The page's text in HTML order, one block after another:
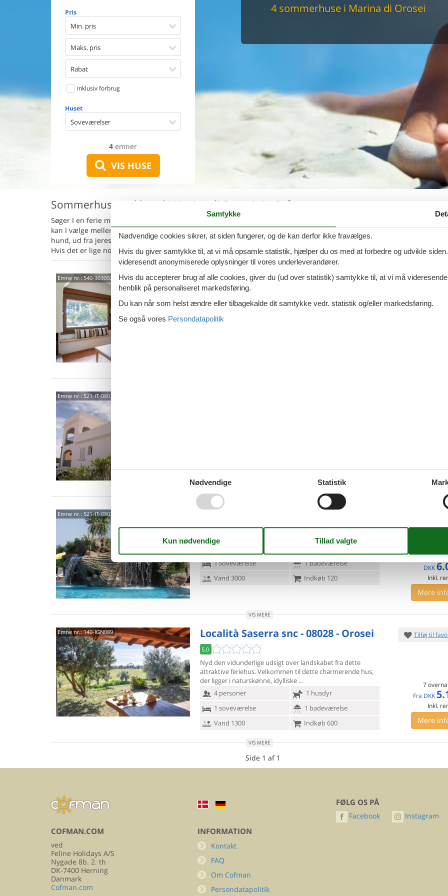
Pris
Min. pris
Maks. pris
Rabat
Inklusiv forbrug
Huset
Soveværelser
4 emner
VIS HUSE
Aircondition
Ladestander til elbil
4 sommerhuse i Marina di Orosei
Sommerhus med hund i Marina di Orosei via Cofman
Søger I en ferie med jeres hund i et herligt sommerhus i
? Hvis ja, er I det rette sted. Her i Marina di
kan I vælge mellem 19 sommerhuse, hvor hund er tilladt. I kan nemt finde og reservere et sommerhus, hvor I kan
hund, ud fra jeres søgeparametre ved at søge her på siden. Hvis I ser et spændende hus, kan I læse en beskrivelse af
Hvis det er lige noget for jer kan I reservere det.
Emne nr.:540-303002-215687
Località S´Isula, Zufahrt Via del
Mare - 08028 - Orosei
4 personer
2 soveværelser
Tilføj til
Emne nr.: 521-IT-08028-5302
Emne nr.: 521-IT-08028-5301
4,3
4 personer
1 soveværelse
1 badeværelse
Vand 3000
Indkøb 120
7
DKK
Inkl.
Mere
VIS MERE
Emne nr.:140-IGN089 Località Saserra snc - 08028 - Orosei
5,0
Nyd den vidunderlige udsigt over landskabet fra dette
attraktive feriehus.Velkommen til dette charmerende hus,
der ligger i naturskønne, idylliske
4 personer
1 husdyr
1 soveværelse
1 badeværelse
Vand 1300
Indkøb 600
Tilføj til
7
Fra DKK
Inkl.
Mere
VIS MERE
Side 1 af 1
COFMAN.COM
ved
Feline Holidays A/S
Nygade 8b. 2. th
DK-7400 Herning
Danmark
Cofman.com
INFORMATION
Kontakt
FAQ
Om Cofman
Persondatapolitik
FØLG OS PÅ
Facebook Instagram
Samtykke
Nødvendige cookies sikrer, at siden fungerer, og de kan derfor ikke fravælges.
Hvis du giver samtykke til, at vi må opsamle statistik, hjælper du os med at forbedre og udvikle
videresendt anonymiserede oplysninger til vores underleverandører.
Hvis du accepterer brug af alle cookies, giver du (ud over statistik) samtykke til, at vi må
henblik på personaliseret markedsføring.
Du kan når som helst ændre eller tilbagekalde dit samtykke vedr. statistik og/eller markedsføring.
Se også vores Persondatapolitik
Nødvendige Statistik